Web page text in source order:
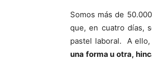
Somos más de
que, en cuatro días,
pastel laboral. A
una forma u otra,